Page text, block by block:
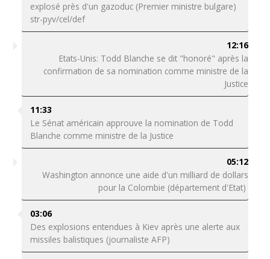
explosé près d'un gazoduc (Premier ministre bulgare)
str-pyv/cel/def
12:16
Etats-Unis: Todd Blanche se dit "honoré" après la
confirmation de sa nomination comme ministre de la
Justice
11:33
Le Sénat américain approuve la nomination de Todd
Blanche comme ministre de la Justice
05:12
Washington annonce une aide d'un milliard de dollars
pour la Colombie (département d'Etat)
03:06
Des explosions entendues à Kiev après une alerte aux
missiles balistiques (journaliste AFP)